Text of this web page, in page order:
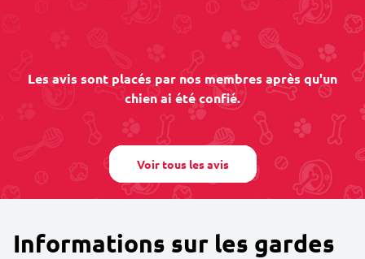
Les avis sont placés par nos membres après qu'un
chien ai été confié.
Voir tous les avis
Informations sur les gardes